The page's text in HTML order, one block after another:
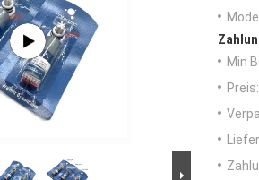
Min
Preis: